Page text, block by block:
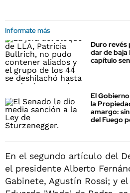
Informate más
Duro revés
dar de baja
capítulo
El
la
amargo:
del Fuego
En el segundo artículo del
el presidente Alberto
Gabinete, Agustín Rossi; y